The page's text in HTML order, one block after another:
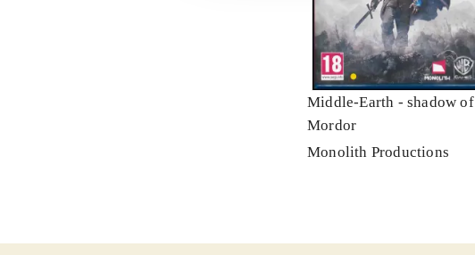
Middle-Earth - shadow of
Mordor
Monolith Productions